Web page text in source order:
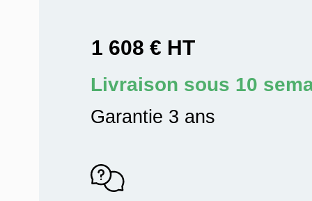
1 608 € HT
Livraison sous 10
Garantie 3 ans